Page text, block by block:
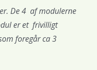
De 4 af modulerne
er et frivilligt
foregår ca 3